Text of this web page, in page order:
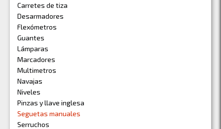
Carretes de tiza
Desarmadores
Flexómetros
Guantes
Lámparas
Marcadores
Multimetros
Navajas
Niveles
Pinzas y llave inglesa
Seguetas manuales
Serruchos